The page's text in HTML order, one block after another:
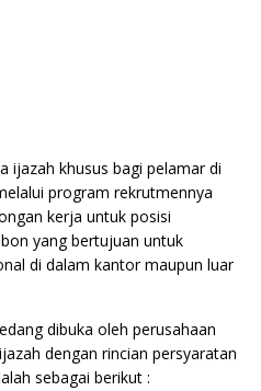
ijazah khusus bagi pelamar di
program rekrutmennya
kerja untuk posisi
yang bertujuan untuk
di dalam kantor maupun luar
dibuka oleh perusahaan
dengan rincian persyaratan
sebagai berikut :